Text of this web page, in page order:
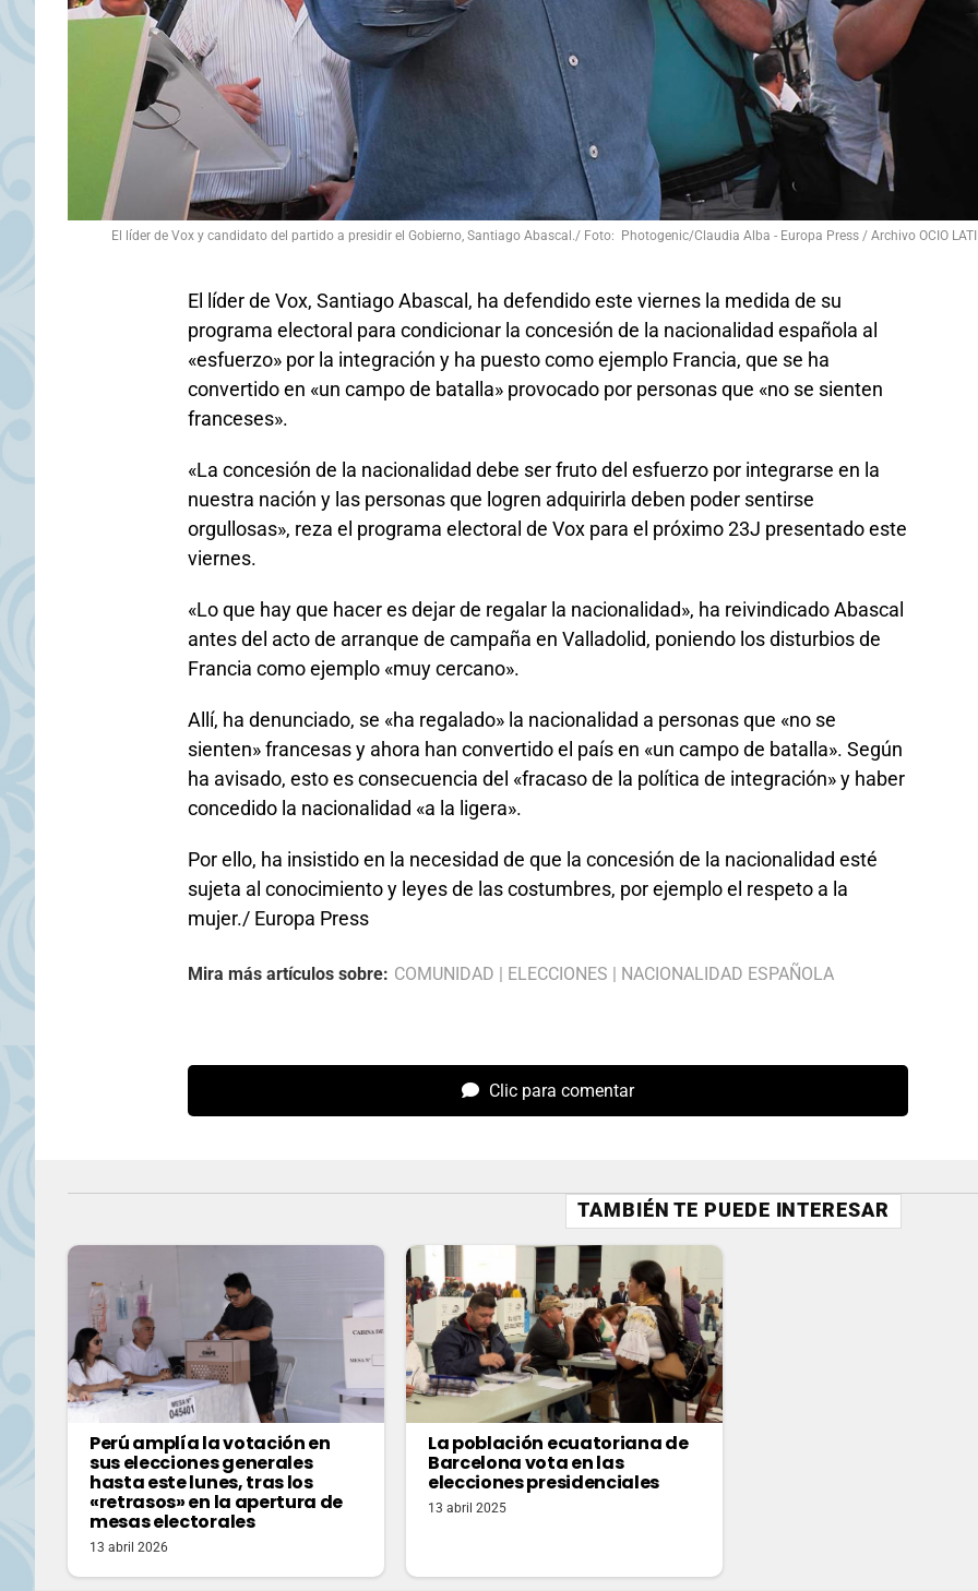
El líder de Vox y candidato del partido a presidir el Gobierno, Santiago Abascal./ Foto: Photogenic/Claudia Alba - Europa Press / Archivo OCIO
El líder de Vox, Santiago Abascal, ha defendido este viernes la medida de su
programa electoral para condicionar la concesión de la nacionalidad española al
«esfuerzo» por la integración y ha puesto como ejemplo Francia, que se ha
convertido en «un campo de batalla» provocado por personas que «no se sienten
franceses».
«La concesión de la nacionalidad debe ser fruto del esfuerzo por integrarse en la
nuestra nación y las personas que logren adquirirla deben poder sentirse
orgullosas», reza el programa electoral de Vox para el próximo 23J presentado este
viernes.
«Lo que hay que hacer es dejar de regalar la nacionalidad», ha reivindicado Abascal
antes del acto de arranque de campaña en Valladolid, poniendo los disturbios de
Francia como ejemplo «muy cercano».
Allí, ha denunciado, se «ha regalado» la nacionalidad a personas que «no se
sienten» francesas y ahora han convertido el país en «un campo de batalla». Según
ha avisado, esto es consecuencia del «fracaso de la política de integración» y haber
concedido la nacionalidad «a la ligera».
Por ello, ha insistido en la necesidad de que la concesión de la nacionalidad esté
sujeta al conocimiento y leyes de las costumbres, por ejemplo el respeto a la
mujer./ Europa Press
Mira más artículos sobre: COMUNIDAD | ELECCIONES | NACIONALIDAD ESPAÑOLA
Clic para comentar
TAMBIÉN TE PUEDE INTERESAR
Perú amplía la votación en
sus elecciones generales
hasta este lunes, tras los
«retrasos» en la apertura de
mesas electorales
13 abril 2026
La población ecuatoriana de
Barcelona vota en las
elecciones presidenciales
13 abril 2025